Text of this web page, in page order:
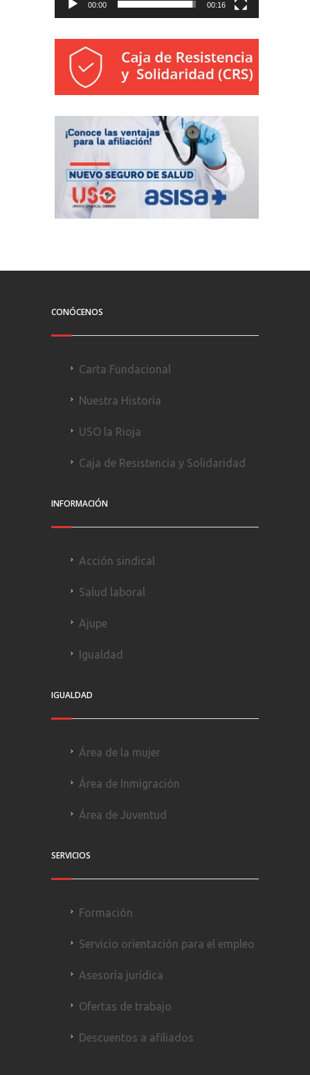
00:00 00:16
CONÓCENOS
Carta Fundacional
Nuestra Historia
USO la Rioja
Caja de Resistencia y Solidaridad
INFORMACIÓN
Acción sindical
Salud laboral
Ajupe
Igualdad
IGUALDAD
Área de la mujer
Área de Inmigración
Área de Juventud
SERVICIOS
Formación
Servicio orientación para el empleo
Asesoría jurídica
Ofertas de trabajo
Descuentos a afiliados